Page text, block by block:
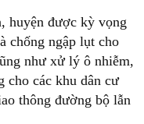
huyện được kỳ vọng
chống ngập lụt cho
như xử lý ô nhiễm,
cho các khu dân cư
thông đường bộ lẫn